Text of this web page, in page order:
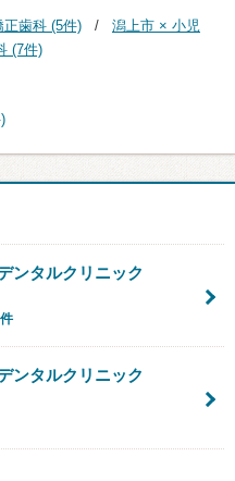
歯科 (5件)
潟上市 × 小児
(7件)
ンタルクリニック
ンタルクリニック